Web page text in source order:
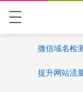
微信域名检
提升网站流